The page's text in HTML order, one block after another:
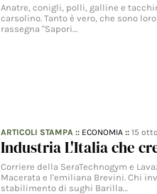
Anatre, conigli, polli, galline e
carsolino. Tanto è vero, che sono
rassegna "Sapori…
ARTICOLI STAMPA :: ECONOMIA ::15
Industria L'Italia che
Corriere della SeraTechnogym e
Macerata e l'emiliana Brevini. Chi
stabilimento di sughi Barilla…